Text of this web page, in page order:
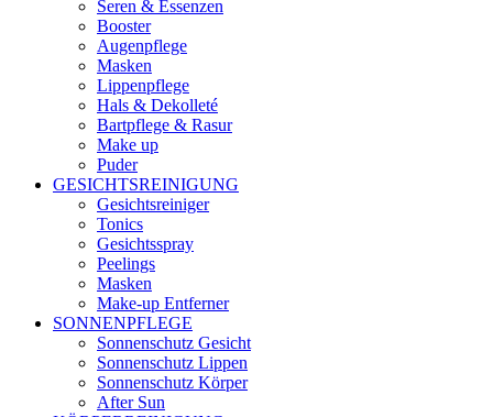
Seren & Essenzen
Booster
Augenpflege
Masken
Lippenpflege
Hals & Dekolleté
Bartpflege & Rasur
Make up
Puder
GESICHTSREINIGUNG
Gesichtsreiniger
Tonics
Gesichtsspray
Peelings
Masken
Make-up Entferner
SONNENPFLEGE
Sonnenschutz Gesicht
Sonnenschutz Lippen
Sonnenschutz Körper
After Sun